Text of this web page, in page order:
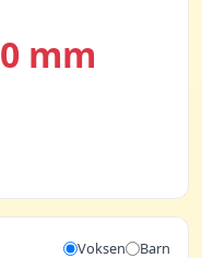
0 mm
Voksen Barn